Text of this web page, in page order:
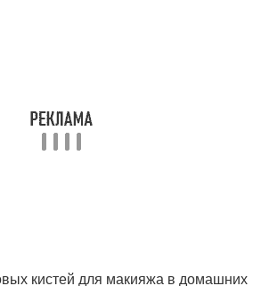
кистей для макияжа в домашних